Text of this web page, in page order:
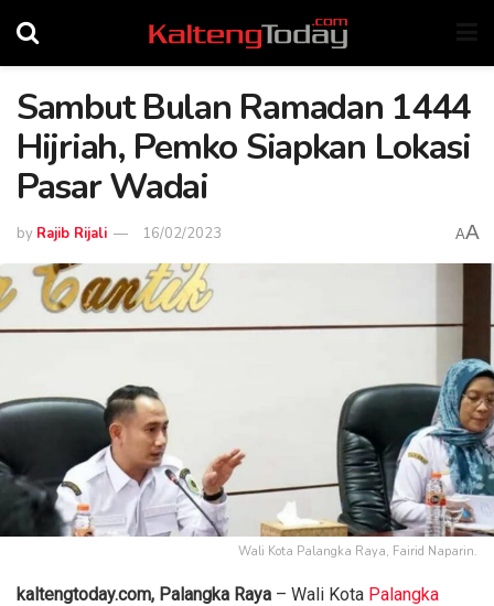
Sambut Bulan Ramadan 1444
Hijriah, Pemko Siapkan Lokasi
Pasar Wadai
by Rajib Rijali 16/02/2023 AA
Wali Kota Palangka Raya, Fairid Naparin.
kaltengtoday.com, Palangka Raya – Wali Kota Palangka